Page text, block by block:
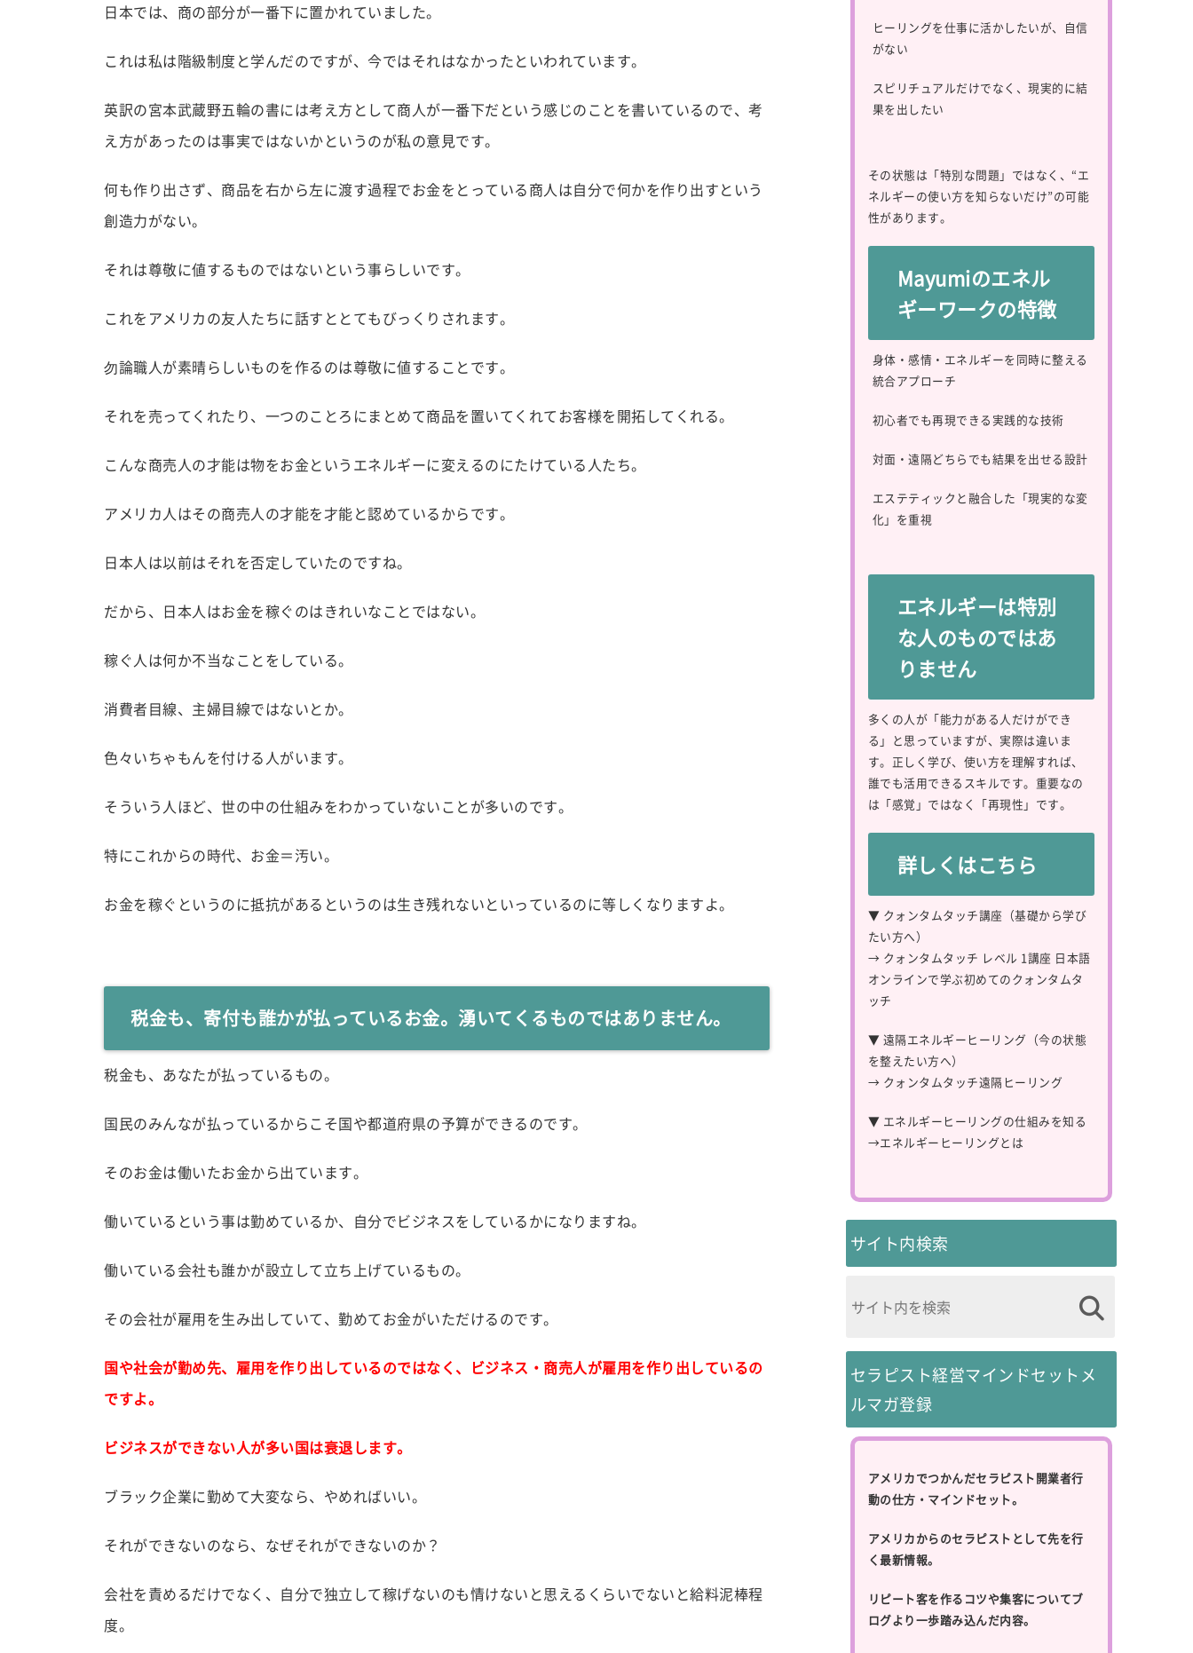
日本では、商の部分が一番下に置かれていました。
これは私は階級制度と学んだのですが、今ではそれはなかったといわれています。
英訳の宮本武蔵野五輪の書には考え方として商人が一番下だという感じのことを書いているので、考
え方があったのは事実ではないかというのが私の意見です。
何も作り出さず、商品を右から左に渡す過程でお金をとっている商人は自分で何かを作り出すという
創造力がない。
それは尊敬に値するものではないという事らしいです。
これをアメリカの友人たちに話すととてもびっくりされます。
勿論職人が素晴らしいものを作るのは尊敬に値することです。
それを売ってくれたり、一つのことろにまとめて商品を置いてくれてお客様を開拓してくれる。
こんな商売人の才能は物をお金というエネルギーに変えるのにたけている人たち。
アメリカ人はその商売人の才能を才能と認めているからです。
日本人は以前はそれを否定していたのですね。
だから、日本人はお金を稼ぐのはきれいなことではない。
稼ぐ人は何か不当なことをしている。
消費者目線、主婦目線ではないとか。
色々いちゃもんを付ける人がいます。
そういう人ほど、世の中の仕組みをわかっていないことが多いのです。
特にこれからの時代、お金＝汚い。
お金を稼ぐというのに抵抗があるというのは生き残れないといっているのに等しくなりますよ。
税金も、寄付も誰かが払っているお金。湧いてくるものではありません。
税金も、あなたが払っているもの。
国民のみんなが払っているからこそ国や都道府県の予算ができるのです。
そのお金は働いたお金から出ています。
働いているという事は勤めているか、自分でビジネスをしているかになりますね。
働いている会社も誰かが設立して立ち上げているもの。
その会社が雇用を生み出していて、勤めてお金がいただけるのです。
国や社会が勤め先、雇用を作り出しているのではなく、ビジネス・商売人が雇用を作り出しているの
ですよ。
ビジネスができない人が多い国は衰退します。
ブラック企業に勤めて大変なら、やめればいい。
それができないのなら、なぜそれができないのか？
会社を責めるだけでなく、自分で独立して稼げないのも情けないと思えるくらいでないと給料泥棒程
度。
ヒーリングを仕事に活かしたいが、自信
がない
スピリチュアルだけでなく、現実的に結
果を出したい
その状態は「特別な問題」ではなく、“エ
ネルギーの使い方を知らないだけ”の可能
性があります。
Mayumiのエネル
ギーワークの特徴
身体・感情・エネルギーを同時に整える
統合アプローチ
初心者でも再現できる実践的な技術
対面・遠隔どちらでも結果を出せる設計
エステティックと融合した「現実的な変
化」を重視
エネルギーは特別
な人のものではあ
りません
多くの人が「能力がある人だけができ
る」と思っていますが、実際は違いま
す。正しく学び、使い方を理解すれば、
誰でも活用できるスキルです。重要なの
は「感覚」ではなく「再現性」です。
詳しくはこちら
▼ クォンタムタッチ講座（基礎から学び
たい方へ）
→ クォンタムタッチ レベル 1講座 日本語
オンラインで学ぶ初めてのクォンタムタ
ッチ
▼ 遠隔エネルギーヒーリング（今の状態
を整えたい方へ）
→ クォンタムタッチ遠隔ヒーリング
▼ エネルギーヒーリングの仕組みを知る
→エネルギーヒーリングとは
サイト内検索
セラピスト経営マインドセットメ
ルマガ登録
アメリカでつかんだセラピスト開業者行
動の仕方・マインドセット。
アメリカからのセラピストとして先を行
く最新情報。
リピート客を作るコツや集客についてブ
ログより一歩踏み込んだ内容。